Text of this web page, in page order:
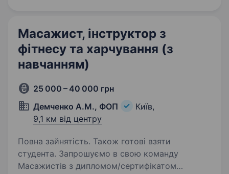
Масажист, інструктор з
фітнесу та харчування (з
навчанням)
25 000 – 40 000 грн
Демченко А.М., ФОП
Київ,
9,1 км від центру
Повна зайнятість. Також готові взяти
студента. Запрошуємо в свою команду
Масажистів з дипломом/сертифікатом